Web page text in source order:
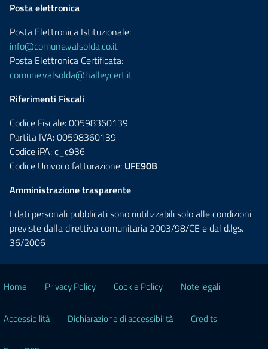
Posta elettronica
Posta Elettronica Istituzionale:
info@comune.valsolda.co.it
Posta Elettronica Certificata:
comune.valsolda@halleycert.it
Riferimenti Fiscali
Codice Fiscale: 00598360139
Partita IVA: 00598360139
Codice iPA: c_c936
Codice Univoco fatturazione: UFE90B
Amministrazione trasparente
I dati personali pubblicati sono riutilizzabili solo alle condizioni
previste dalla direttiva comunitaria 2003/98/CE e dal d.lgs.
36/2006
Home Privacy Policy Cookie Policy Note legali
Accessibilità Dichiarazione di accessibilità Credits